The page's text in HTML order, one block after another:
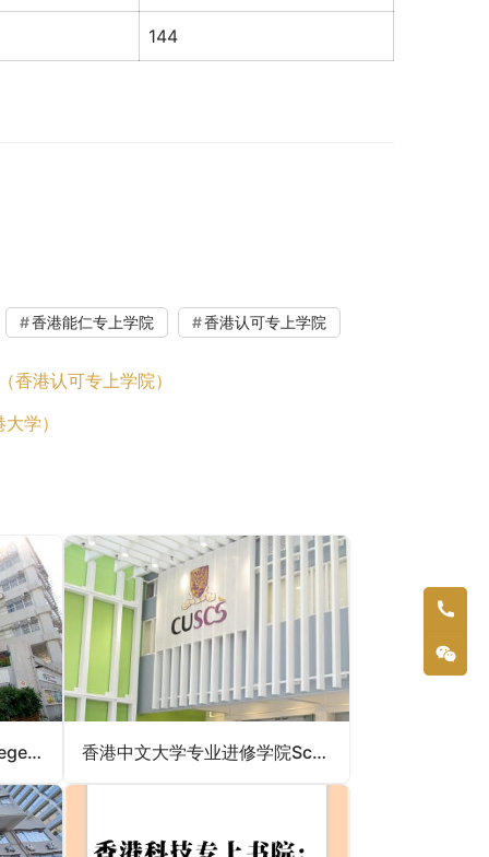
144
香港能仁专上学院 香港认可专上学院
港认可专上学院）
学）
香港伍伦贡学院UOW College Hong Kong（香港专上学院） 香港中文大学专业进修学院School of Continuing and Professional Studies, CUHK（香港专上院校）